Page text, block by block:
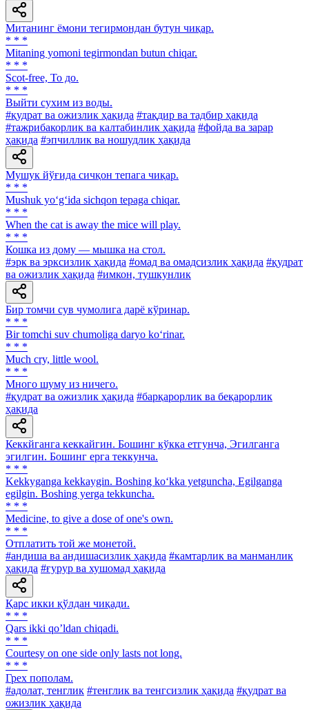
Митанинг ёмони тегирмондан бутун чиқар.
* * *
Mitaning yomoni tegirmondan butun chiqar.
* * *
Scot-free, То до.
* * *
Выйти сухим из воды.
#қудрат ва ожизлик ҳақида #тақдир ва тадбир ҳақида
#тажрибакорлик ва калтабинлик ҳақида #фойда ва зарар
ҳақида #эпчиллик ва ношудлик ҳақида
Мушук йўғида сичқон тепага чиқар.
* * *
Mushuk yo‘g‘ida sichqon tepaga chiqar.
* * *
When the cat is away the mice will play.
* * *
Кошка из дому — мышка на стол.
#эрк ва эрксизлик ҳақида #омад ва омадсизлик ҳақида #қудрат
ва ожизлик ҳақида #имкон, тушкунлик
Бир томчи сув чумолига дарё кўринар.
* * *
Bir tomchi suv chumoliga daryo ko‘rinar.
* * *
Much cry, little wool.
* * *
Много шуму из ничего.
#қудрат ва ожизлик ҳақида #барқарорлик ва беқарорлик
ҳақида
Кеккйганга кеккайгин. Бошинг кўкка етгунча, Эгилганга
эгилгин. Бошинг ерга теккунча.
* * *
Kekkyganga kekkaygin. Boshing ko‘kka yetguncha, Egilganga
egilgin. Boshing yerga tekkuncha.
* * *
Medicine, to give a dose of one's own.
* * *
Отплатить той же монетой.
#андиша ва андишасизлик ҳақида #камтарлик ва манманлик
ҳақида #ғурур ва хушомад ҳақида
Қарс икки қўлдан чиқади.
* * *
Qars ikki qoʼldan chiqadi.
* * *
Courtesy on one side only lasts not long.
* * *
Грех пополам.
#адолат, тенглик #тенглик ва тенгсизлик ҳақида #қудрат ва
ожизлик ҳақида